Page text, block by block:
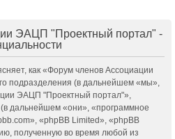
работа Форума
Ассоциации и успехам в
Ассоциации.
ЭАЦП "Проектный портал" -
как «Форум членов Ассоциации
подразделения (в дальнейшем «мы»,
ЭАЦП "Проектный портал"»,
дальнейшем «они», «программное
«phpBB Limited», «phpBB
полученную во время любой из